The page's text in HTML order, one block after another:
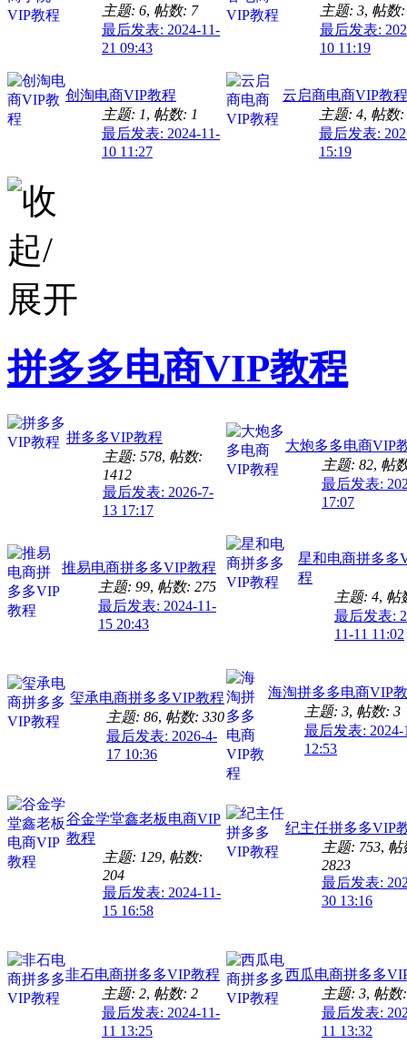
主题: 6, 帖数: 7
最后发表: 2024-11-
21 09:43
主题: 3, 帖数:
最后发表:
10 11:19
创淘电商VIP教程
主题: 1, 帖数: 1
最后发表: 2024-11-
10 11:27
云启商电商VIP教程
主题: 4, 帖数:
最后发表:
15:19
拼多多电商VIP教程
拼多多VIP教程
主题: 578, 帖数:
1412
最后发表: 2026-7-
13 17:17
大炮多多电商VIP
主题: 82, 帖
最后发表:
17:07
推易电商拼多多VIP教程
主题: 99, 帖数: 275
最后发表: 2024-11-
15 20:43
星和电商拼多多
程
主题: 4, 帖
最后发表:
11-11 11:02
玺承电商拼多多VIP教程
主题: 86, 帖数: 330
最后发表: 2026-4-
17 10:36
海淘拼多多电商VIP
主题: 3, 帖数: 3
最后发表: 2024-
12:53
谷金学堂鑫老板电商VIP
教程
主题: 129, 帖数:
204
最后发表: 2024-11-
15 16:58
纪主任拼多多VIP
主题: 753, 帖
2823
最后发表:
30 13:16
非石电商拼多多VIP教程
主题: 2, 帖数: 2
最后发表: 2024-11-
11 13:25
西瓜电商拼多多
主题: 3, 帖数
最后发表:
11 13:32